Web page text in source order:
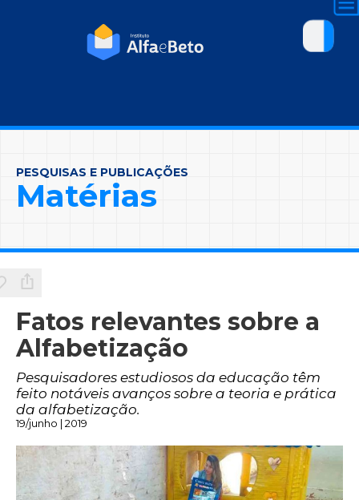
PESQUISAS E PUBLICAÇÕES
Matérias
Fatos relevantes sobre a
Alfabetização
Pesquisadores estudiosos da educação têm
feito notáveis avanços sobre a teoria e prática
da alfabetização.
19/junho | 2019